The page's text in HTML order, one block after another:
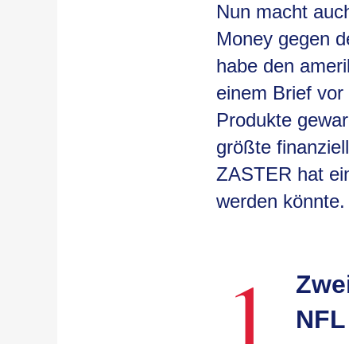
Nun macht
Money gegen
habe den
einem Brief
Produkte
größte
ZASTER hat
werden könnte.
1